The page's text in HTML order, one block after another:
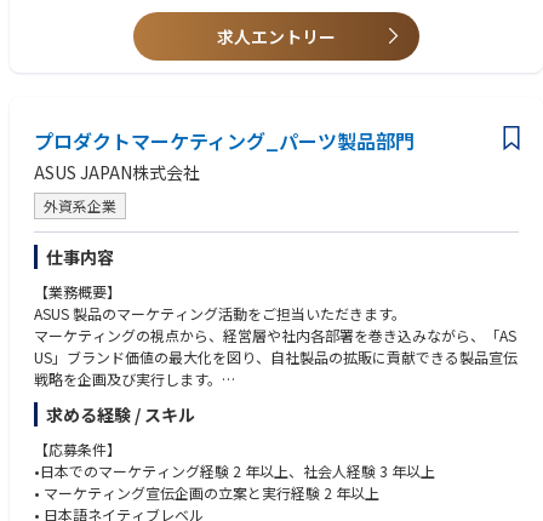
業務まで、幅広く経験できる仕事です。
ョナルを目指すセルフスターターの方であれば、様々なスキルを身に付
け、大きく成長することが出来る環境です。
コンサルティング、投資ファンド、総合ネット企業、ソフトウェア企業、
外資系メーカー出身者等、多様なバックグラウンドを持つメンバーが活躍
しています。
【求める人物像】
・外部パートナーと長期的な関係性を築ける方
・セルフスターターであり、自ら積極的に仕事を推進していける方
・多国籍のチームとスムーズに協業できる方
求人エントリー
プロダクトマーケティング_パーツ製品部門
ASUS JAPAN株式会社
外資系企業
仕事内容
【業務概要】
ASUS 製品のマーケティング活動をご担当いただきます。
マーケティングの視点から、経営層や社内各部署を巻き込みながら、「AS
US」ブランド価値の最大化を図り、自社製品の拡販に貢献できる製品宣伝
戦略を企画及び実行します。
競合製品及び市場分析に基づく、STP策定から、製品コンセプト戦略の設
計、予算管理、パートナー企業や各種コンテンツ会社とのコラボ企画、新
製品発表会、店舗のローンチイベントなどまで一気通貫で幅広く実施し、
自社製品の宣伝活動の牽引をお任せします。
求める経験 / スキル
【応募条件】
•日本でのマーケティング経験 2 年以上、社会人経験 3 年以上
• マーケティング宣伝企画の立案と実行経験 2 年以上
• 日本語ネイティブレベル